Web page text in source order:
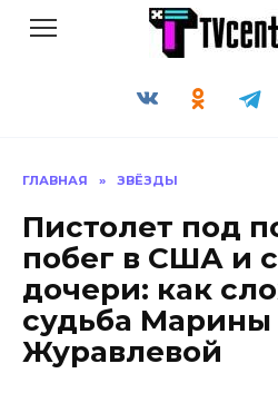
ГЛАВНАЯ » ЗВЁЗДЫ
Пистолет под
побег в США и
дочери: как
судьба Марины
Журавлевой